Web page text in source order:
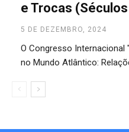
e Trocas (Séculos
5 DE DEZEMBRO, 2024
O Congresso Internacional
no Mundo Atlântico: